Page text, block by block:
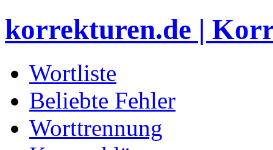
korrekturen.de |
Wortliste
Beliebte Fehler
Worttrennung